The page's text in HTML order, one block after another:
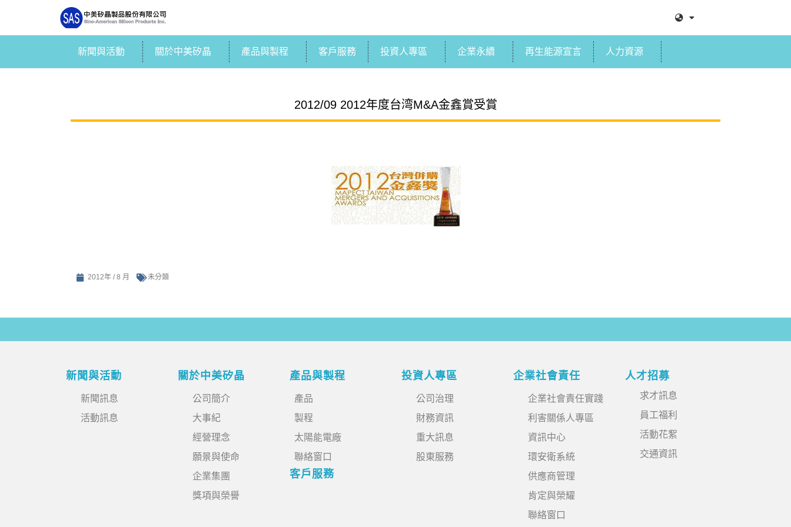
新聞與活動 關於中美矽晶 產品與製程 客戶服務 投資人專區 企業永續 再生能源宣言 人力資源
2012/09 2012年度台湾M&A金鑫賞受賞
2012年 / 8 月 未分類
新聞與活動
新聞訊息
活動訊息
關於中美矽晶
公司簡介
大事紀
經營理念
願景與使命
企業集團
獎項與榮譽
產品與製程
產品
製程
太陽能電廠
聯絡窗口
客戶服務
投資人專區
公司治理
財務資訊
重大訊息
股東服務
企業社會責任
企業社會責任實踐
利害關係人專區
資訊中心
環安衛系統
供應商管理
肯定與榮耀
聯絡窗口
人才招募
求才訊息
員工福利
活動花絮
交通資訊